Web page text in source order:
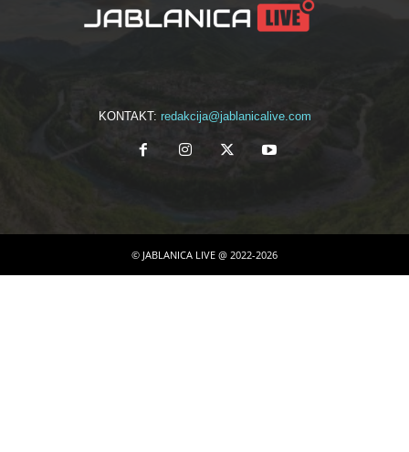
KONTAKT: redakcija@jablanicalive.com
© JABLANICA LIVE @ 2022-2026